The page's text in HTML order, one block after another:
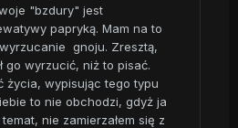
"bzdury" jest
papryką. Mam na to
gnoju. Zresztą,
go wyrzucić, niż to pisać.
życia, wypisując tego typu
to nie obchodzi, gdyż ja
nie zamierzałem się z